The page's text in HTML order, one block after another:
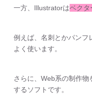
一方、Illustratorはベクタ
例えば、名刺とかパンフ
よく使います。
さらに、Web系の制作
するソフトです。